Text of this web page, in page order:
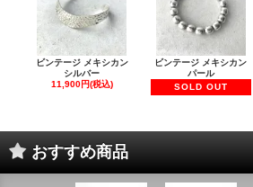
ビンテージ メキシカン
シルバー
11,900円(税込)
ビンテージ メキシカン
パール
SOLD OUT
おすすめ商品